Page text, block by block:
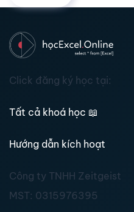
Click đăng ký học tại:
Tất cả khoá học 📖
Hướng dẫn kích hoạt
Công ty TNHH Zeitgeist
MST: 0315976395